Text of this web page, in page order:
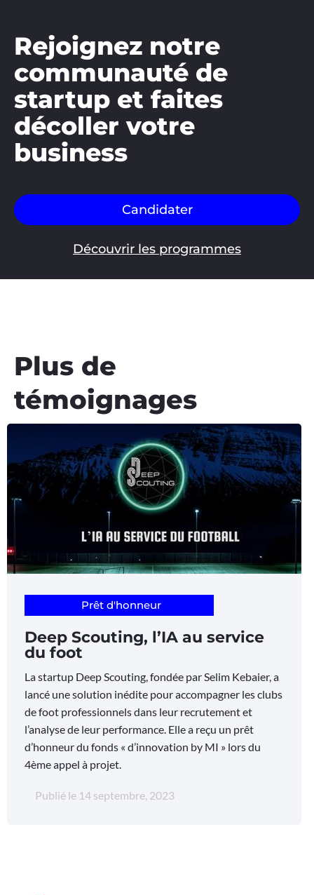
Rejoignez notre
communauté de
startup et faites
décoller votre
business
Candidater
Découvrir les programmes
Plus de
témoignages
Prêt d'honneur
Deep Scouting, l’IA au service
du foot
La startup Deep Scouting, fondée par Selim Kebaier, a
lancé une solution inédite pour accompagner les clubs
de foot professionnels dans leur recrutement et
l’analyse de leur performance. Elle a reçu un prêt
d’honneur du fonds « d’innovation by MI » lors du
4ème appel à projet.
Publié le 14 septembre, 2023